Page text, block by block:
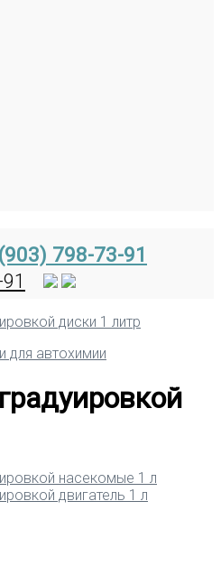
798-73-91
для автохимии